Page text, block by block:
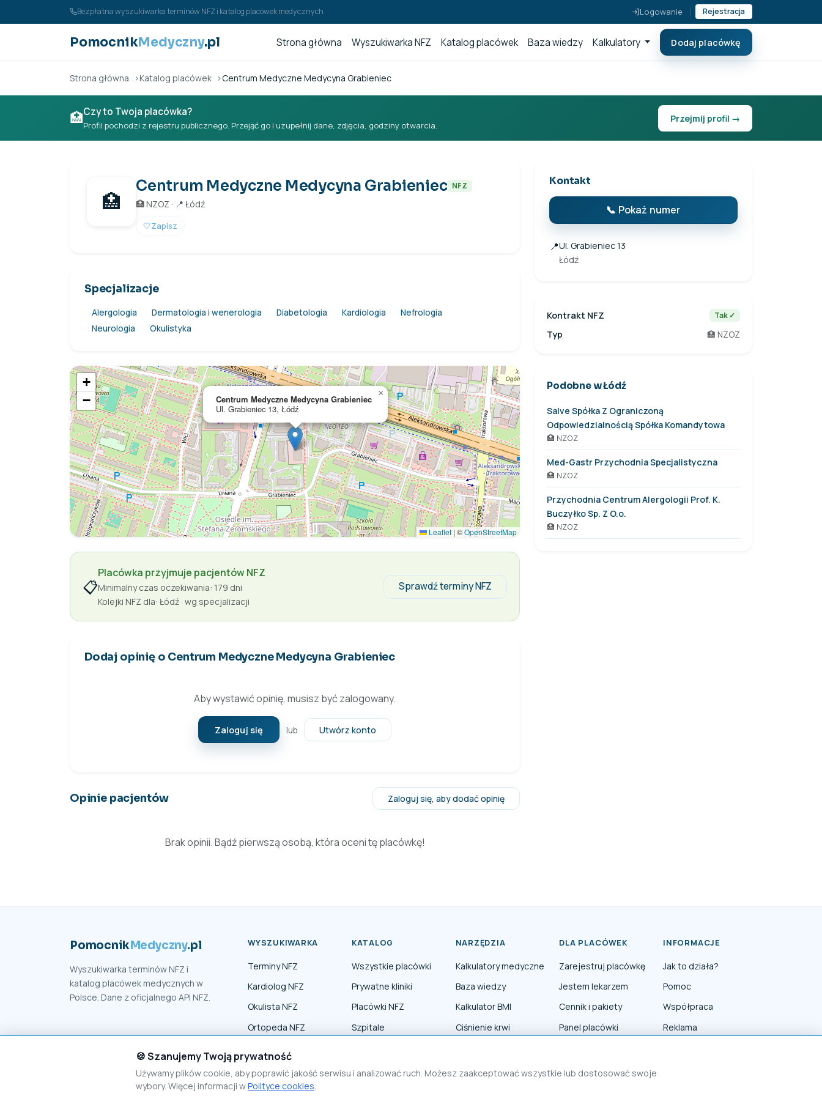
Przejdź do treści Bezpłatna wyszukiwarka terminów NFZ i katalog placówek medycznych Logowanie Rejestracja
PomocnikMedyczny.pl Strona główna Wyszukiwarka NFZ Katalog placówek Baza wiedzy Kalkulatory Dodaj placówkę
Strona główna Katalog placówek Centrum Medyczne Medycyna Grabieniec
🏥Czy to Twoja placówka?
Profil pochodzi z rejestru publicznego. Przejąć go i uzupełnij dane, zdjęcia, godziny otwarcia.
Przejmij profil →
🏥
Centrum Medyczne Medycyna Grabieniec NFZ
🏥 NZOZ · 📍 Łódź
🤍Zapisz
Specjalizacje
Alergologia Dermatologia i wenerologia Diabetologia Kardiologia
Nefrologia
Neurologia
Okulistyka
Centrum Medyczne Medycyna Grabieniec
Ul. Grabieniec 13, Łódź
×
+
−
Leaflet | ©OpenStreetMap
📋
Placówka przyjmuje pacjentów NFZ
Minimalny czas oczekiwania: 179 dni
Kolejki NFZ dla: Łódź · wg specjalizacji
Sprawdź terminy NFZ
Dodaj opinię o Centrum Medyczne Medycyna Grabieniec
Aby wystawić opinię, musisz być zalogowany.
Zaloguj się lub Utwórz konto
Opinie pacjentów Zaloguj się, aby dodać opinię
Brak opinii. Bądź pierwszą osobą, która oceni tę placówkę!
Kontakt
📞 Pokaż numer
📍Ul. Grabieniec 13
Łódź
Kontrakt NFZ Tak ✓
Typ 🏥 NZOZ
Podobne w Łódź
Salve Spółka Z Ograniczoną
Odpowiedzialnością Spółka Komandytowa
🏥 NZOZ
Med-Gastr Przychodnia Specjalistyczna
🏥 NZOZ
Przychodnia Centrum Alergologii Prof. K.
Buczyłko Sp. Z O.o.
🏥 NZOZ
PomocnikMedyczny.pl
Wyszukiwarka terminów NFZ i
katalog placówek medycznych w
Polsce. Dane z oficjalnego API NFZ.
WYSZUKIWARKA
Terminy NFZ
Kardiolog NFZ
Okulista NFZ
Ortopeda NFZ
KATALOG
Wszystkie placówki
Prywatne kliniki
Placówki NFZ
Szpitale
NARZĘDZIA
Kalkulatory medyczne
Baza wiedzy
Kalkulator BMI
Ciśnienie krwi
DLA PLACÓWEK
Zarejestruj placówkę
Jestem lekarzem
Cennik i pakiety
Panel placówki
INFORMACJE
Jak to działa?
Pomoc
Współpraca
Reklama
🍪 Szanujemy Twoją prywatność
Używamy plików cookie, aby poprawić jakość serwisu i analizować ruch. Możesz zaakceptować wszystkie lub dostosować swoje
wybory. Więcej informacji wPolityce cookies.